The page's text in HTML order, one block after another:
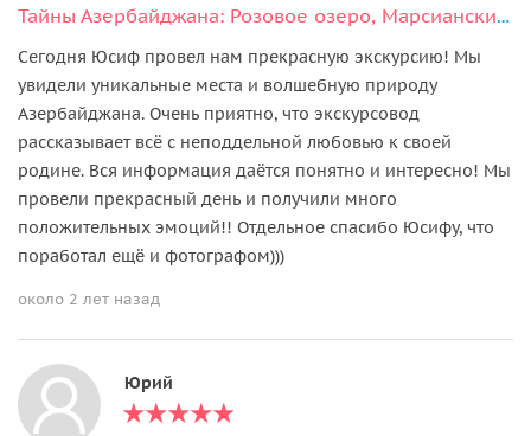
Тайны Азербайджана: Розовое озеро, Марсианские пейзажи и мистика Бешбармаг
Сегодня Юсиф провел нам прекрасную экскурсию! Мы
увидели уникальные места и волшебную природу
Азербайджана. Очень приятно, что экскурсовод
рассказывает всё с неподдельной любовью к своей
родине. Вся информация даётся понятно и интересно! Мы
провели прекрасный день и получили много
положительных эмоций!! Отдельное спасибо Юсифу, что
поработал ещё и фотографом)))
около 2 лет назад
Юрий